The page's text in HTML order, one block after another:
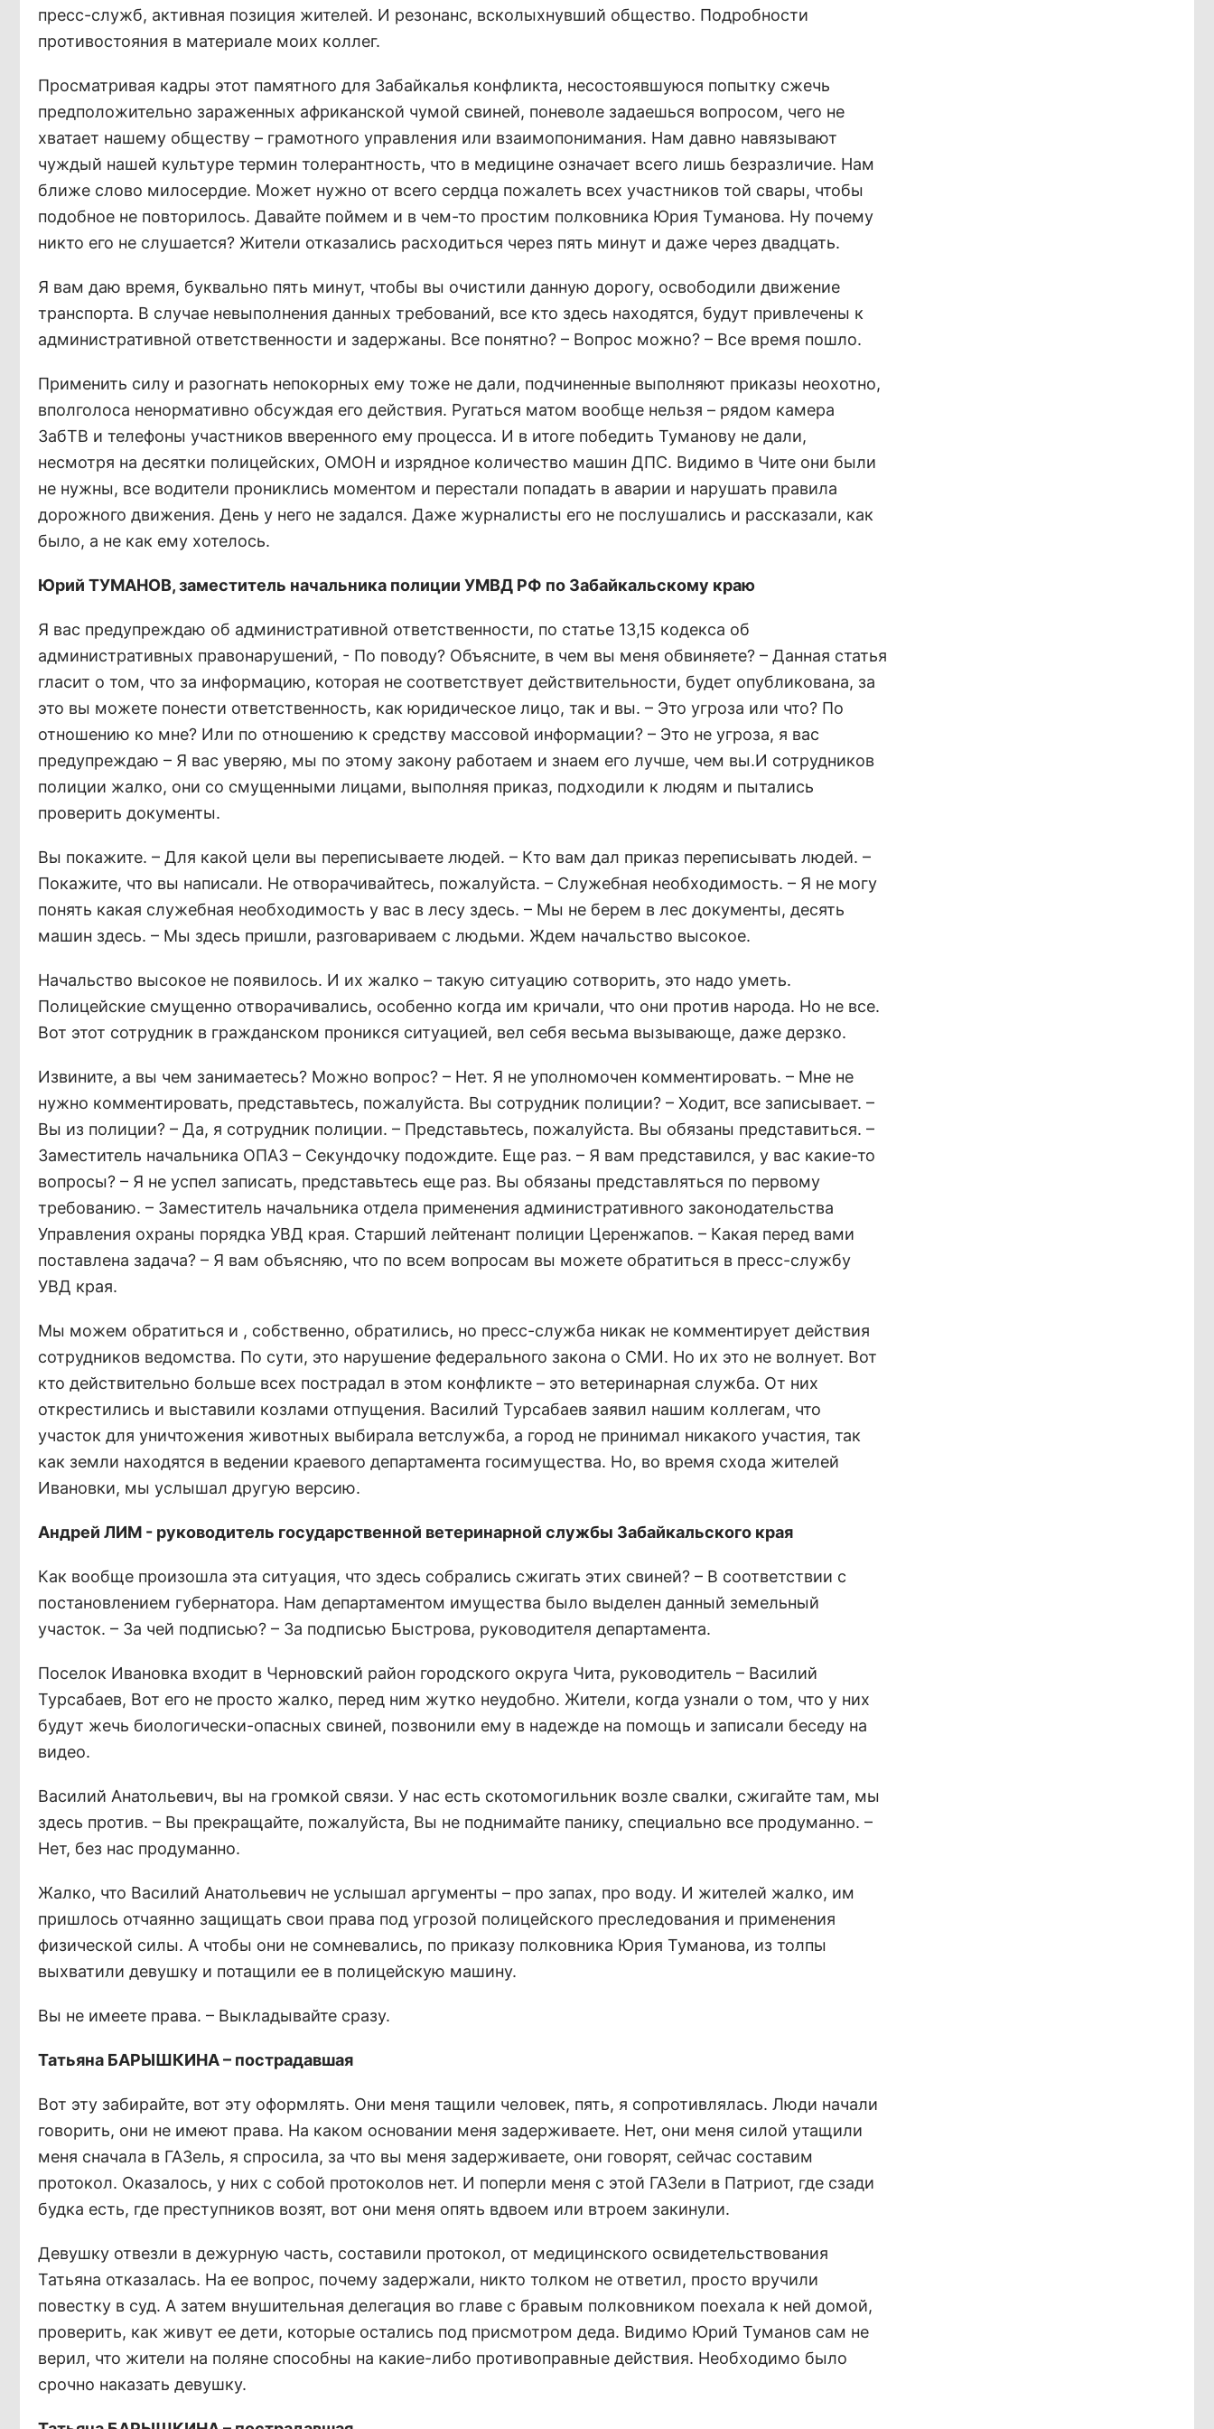
пресс-служб, активная позиция жителей. И резонанс, всколыхнувший общество. Подробности
противостояния в материале моих коллег.
Просматривая кадры этот памятного для Забайкалья конфликта, несостоявшуюся попытку сжечь
предположительно зараженных африканской чумой свиней, поневоле задаешься вопросом, чего не
хватает нашему обществу – грамотного управления или взаимопонимания. Нам давно навязывают
чуждый нашей культуре термин толерантность, что в медицине означает всего лишь безразличие. Нам
ближе слово милосердие. Может нужно от всего сердца пожалеть всех участников той свары, чтобы
подобное не повторилось. Давайте поймем и в чем-то простим полковника Юрия Туманова. Ну почему
никто его не слушается? Жители отказались расходиться через пять минут и даже через двадцать.
Я вам даю время, буквально пять минут, чтобы вы очистили данную дорогу, освободили движение
транспорта. В случае невыполнения данных требований, все кто здесь находятся, будут привлечены к
административной ответственности и задержаны. Все понятно? – Вопрос можно? – Все время пошло.
Применить силу и разогнать непокорных ему тоже не дали, подчиненные выполняют приказы неохотно,
вполголоса ненормативно обсуждая его действия. Ругаться матом вообще нельзя – рядом камера
ЗабТВ и телефоны участников вверенного ему процесса. И в итоге победить Туманову не дали,
несмотря на десятки полицейских, ОМОН и изрядное количество машин ДПС. Видимо в Чите они были
не нужны, все водители прониклись моментом и перестали попадать в аварии и нарушать правила
дорожного движения. День у него не задался. Даже журналисты его не послушались и рассказали, как
было, а не как ему хотелось.
Юрий ТУМАНОВ, заместитель начальника полиции УМВД РФ по Забайкальскому краю
Я вас предупреждаю об административной ответственности, по статье 13,15 кодекса об
административных правонарушений, - По поводу? Объясните, в чем вы меня обвиняете? – Данная статья
гласит о том, что за информацию, которая не соответствует действительности, будет опубликована, за
это вы можете понести ответственность, как юридическое лицо, так и вы. – Это угроза или что? По
отношению ко мне? Или по отношению к средству массовой информации? – Это не угроза, я вас
предупреждаю – Я вас уверяю, мы по этому закону работаем и знаем его лучше, чем вы.И сотрудников
полиции жалко, они со смущенными лицами, выполняя приказ, подходили к людям и пытались
проверить документы.
Вы покажите. – Для какой цели вы переписываете людей. – Кто вам дал приказ переписывать людей. –
Покажите, что вы написали. Не отворачивайтесь, пожалуйста. – Служебная необходимость. – Я не могу
понять какая служебная необходимость у вас в лесу здесь. – Мы не берем в лес документы, десять
машин здесь. – Мы здесь пришли, разговариваем с людьми. Ждем начальство высокое.
Начальство высокое не появилось. И их жалко – такую ситуацию сотворить, это надо уметь.
Полицейские смущенно отворачивались, особенно когда им кричали, что они против народа. Но не все.
Вот этот сотрудник в гражданском проникся ситуацией, вел себя весьма вызывающе, даже дерзко.
Извините, а вы чем занимаетесь? Можно вопрос? – Нет. Я не уполномочен комментировать. – Мне не
нужно комментировать, представьтесь, пожалуйста. Вы сотрудник полиции? – Ходит, все записывает. –
Вы из полиции? – Да, я сотрудник полиции. – Представьтесь, пожалуйста. Вы обязаны представиться. –
Заместитель начальника ОПАЗ – Секундочку подождите. Еще раз. – Я вам представился, у вас какие-то
вопросы? – Я не успел записать, представьтесь еще раз. Вы обязаны представляться по первому
требованию. – Заместитель начальника отдела применения административного законодательства
Управления охраны порядка УВД края. Старший лейтенант полиции Церенжапов. – Какая перед вами
поставлена задача? – Я вам объясняю, что по всем вопросам вы можете обратиться в пресс-службу
УВД края.
Мы можем обратиться и , собственно, обратились, но пресс-служба никак не комментирует действия
сотрудников ведомства. По сути, это нарушение федерального закона о СМИ. Но их это не волнует. Вот
кто действительно больше всех пострадал в этом конфликте – это ветеринарная служба. От них
открестились и выставили козлами отпущения. Василий Турсабаев заявил нашим коллегам, что
участок для уничтожения животных выбирала ветслужба, а город не принимал никакого участия, так
как земли находятся в ведении краевого департамента госимущества. Но, во время схода жителей
Ивановки, мы услышал другую версию.
Андрей ЛИМ - руководитель государственной ветеринарной службы Забайкальского края
Как вообще произошла эта ситуация, что здесь собрались сжигать этих свиней? – В соответствии с
постановлением губернатора. Нам департаментом имущества было выделен данный земельный
участок. – За чей подписью? – За подписью Быстрова, руководителя департамента.
Поселок Ивановка входит в Черновский район городского округа Чита, руководитель – Василий
Турсабаев, Вот его не просто жалко, перед ним жутко неудобно. Жители, когда узнали о том, что у них
будут жечь биологически-опасных свиней, позвонили ему в надежде на помощь и записали беседу на
видео.
Василий Анатольевич, вы на громкой связи. У нас есть скотомогильник возле свалки, сжигайте там, мы
здесь против. – Вы прекращайте, пожалуйста, Вы не поднимайте панику, специально все продуманно. –
Нет, без нас продуманно.
Жалко, что Василий Анатольевич не услышал аргументы – про запах, про воду. И жителей жалко, им
пришлось отчаянно защищать свои права под угрозой полицейского преследования и применения
физической силы. А чтобы они не сомневались, по приказу полковника Юрия Туманова, из толпы
выхватили девушку и потащили ее в полицейскую машину.
Вы не имеете права. – Выкладывайте сразу.
Татьяна БАРЫШКИНА – пострадавшая
Вот эту забирайте, вот эту оформлять. Они меня тащили человек, пять, я сопротивлялась. Люди начали
говорить, они не имеют права. На каком основании меня задерживаете. Нет, они меня силой утащили
меня сначала в ГАЗель, я спросила, за что вы меня задерживаете, они говорят, сейчас составим
протокол. Оказалось, у них с собой протоколов нет. И поперли меня с этой ГАЗели в Патриот, где сзади
будка есть, где преступников возят, вот они меня опять вдвоем или втроем закинули.
Девушку отвезли в дежурную часть, составили протокол, от медицинского освидетельствования
Татьяна отказалась. На ее вопрос, почему задержали, никто толком не ответил, просто вручили
повестку в суд. А затем внушительная делегация во главе с бравым полковником поехала к ней домой,
проверить, как живут ее дети, которые остались под присмотром деда. Видимо Юрий Туманов сам не
верил, что жители на поляне способны на какие-либо противоправные действия. Необходимо было
срочно наказать девушку.